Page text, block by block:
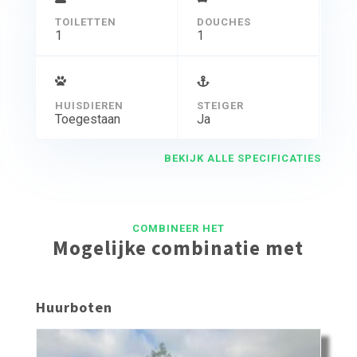
TOILETTEN
1
DOUCHES
1
HUISDIEREN
Toegestaan
STEIGER
Ja
BEKIJK ALLE SPECIFICATIES
COMBINEER HET
Mogelijke combinatie met
Huurboten